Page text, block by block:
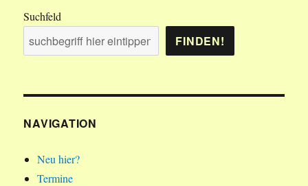
Suchfeld
FINDEN!
NAVIGATION
Neu hier?
Termine